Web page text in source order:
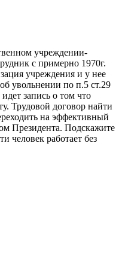
учреждении-
с примерно 1970г.
учреждения и у нее
увольнении по п.5 ст.29
запись о том что
Трудовой договор найти
на эффективный
Президента. Подскажите
человек работает без